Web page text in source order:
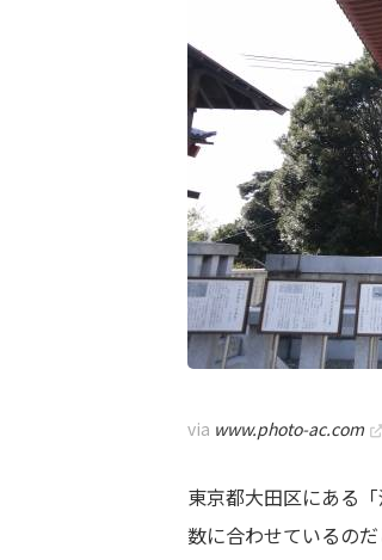
via www.photo-ac.com
東京都大田区にある
数に合わせているのだ